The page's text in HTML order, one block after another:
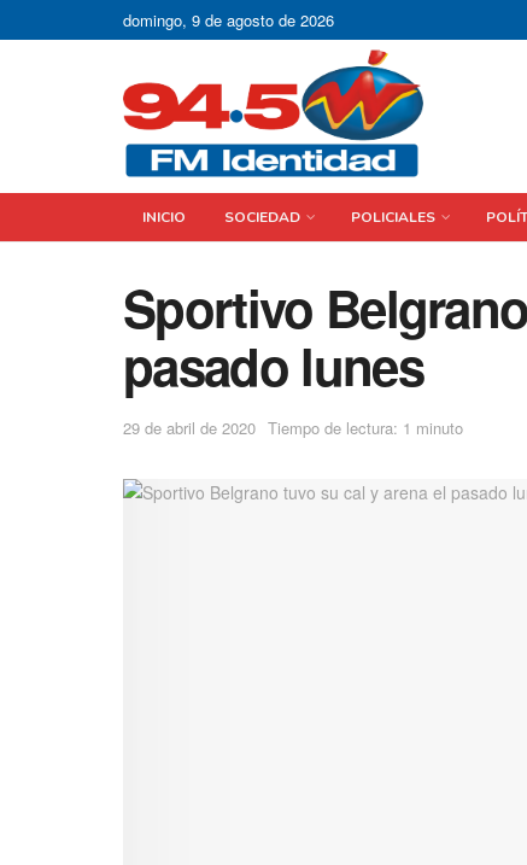
domingo, 9 de agosto de 2026
INICIO SOCIEDAD POLICIALES
Sportivo
pasado lunes
29 de abril de 2020 Tiempo de lectura: 1 minuto